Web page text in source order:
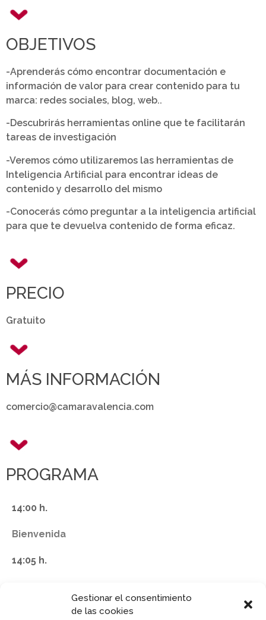
Gestionar el consentimiento
de las cookies
OBJETIVOS
-Aprenderás cómo encontrar documentación e
información de valor para crear contenido para tu
marca: redes sociales, blog, web..
-Descubrirás herramientas online que te facilitarán
tareas de investigación
-Veremos cómo utilizaremos las herramientas de
Inteligencia Artificial para encontrar ideas de
contenido y desarrollo del mismo
-Conocerás cómo preguntar a la inteligencia artificial
para que te devuelva contenido de forma eficaz.
PRECIO
Gratuito
MÁS INFORMACIÓN
comercio@camaravalencia.com
PROGRAMA
14:00 h.
Bienvenida
14:05 h.
Dª. Victoria Ferrete/SUMERU